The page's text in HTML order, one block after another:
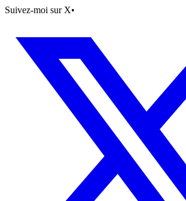
Suivez-moi sur X•